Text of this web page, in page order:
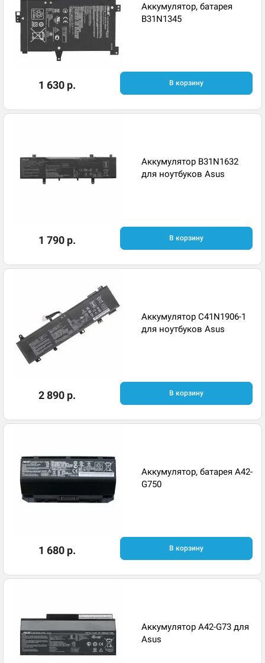
Аккумулятор, батарея
B31N1345
1 630 р. В корзину
Аккумулятор B31N1632
для ноутбуков Asus
1 790 р. В корзину
Аккумулятор C41N1906-1
для ноутбуков Asus
2 890 р. В корзину
Аккумулятор, батарея A42-
G750
1 680 р. В корзину
Аккумулятор A42-G73 для
Asus